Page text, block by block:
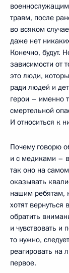
травм, после
во всяком
даже нет
Конечно, будут.
зависимости от
это люди,
ради людей и
герои – именно
смертельной
И относиться к
Почему говорю
и с медиками –
так оно на
оказывать
нашим ребятам,
хотят
обратить
и чувствовать и
то нужно,
реагировать на
первое.